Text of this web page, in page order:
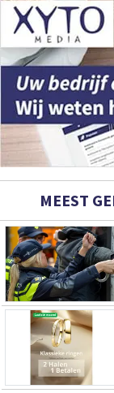
MEEST